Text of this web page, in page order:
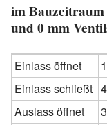
im
und 0 mm
Einlass öffnet
Einlass schließt
Auslass öffnet